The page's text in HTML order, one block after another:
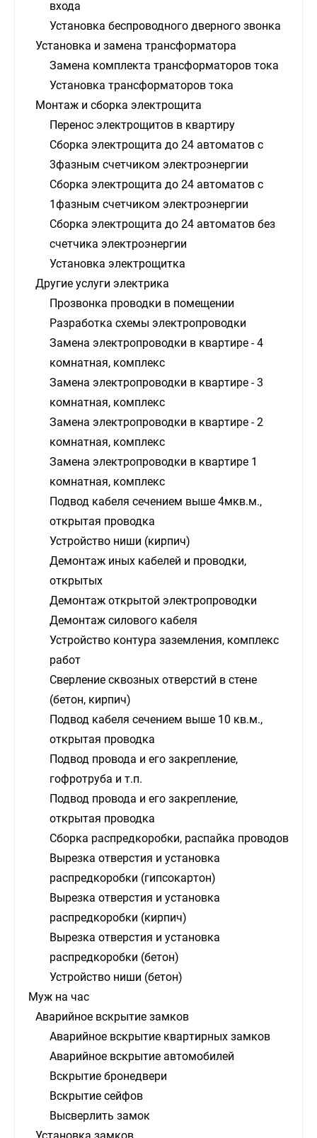
входа
Установка беспроводного дверного звонка
Установка и замена трансформатора
Замена комплекта трансформаторов тока
Установка трансформаторов тока
Монтаж и сборка электрощита
Перенос электрощитов в квартиру
Сборка электрощита до 24 автоматов с
3фазным счетчиком электроэнергии
Сборка электрощита до 24 автоматов с
1фазным счетчиком электроэнергии
Сборка электрощита до 24 автоматов без
счетчика электроэнергии
Установка электрощитка
Другие услуги электрика
Прозвонка проводки в помещении
Разработка схемы электропроводки
Замена электропроводки в квартире - 4
комнатная, комплекс
Замена электропроводки в квартире - 3
комнатная, комплекс
Замена электропроводки в квартире - 2
комнатная, комплекс
Замена электропроводки в квартире 1
комнатная, комплекс
Подвод кабеля сечением выше 4мкв.м.,
открытая проводка
Устройство ниши (кирпич)
Демонтаж иных кабелей и проводки,
открытых
Демонтаж открытой электропроводки
Демонтаж силового кабеля
Устройство контура заземления, комплекс
работ
Сверление сквозных отверстий в стене
(бетон, кирпич)
Подвод кабеля сечением выше 10 кв.м.,
открытая проводка
Подвод провода и его закрепление,
гофротруба и т.п.
Подвод провода и его закрепление,
открытая проводка
Сборка распредкоробки, распайка проводов
Вырезка отверстия и установка
распредкоробки (гипсокартон)
Вырезка отверстия и установка
распредкоробки (кирпич)
Вырезка отверстия и установка
распредкоробки (бетон)
Устройство ниши (бетон)
Муж на час
Аварийное вскрытие замков
Аварийное вскрытие квартирных замков
Аварийное вскрытие автомобилей
Вскрытие бронедвери
Вскрытие сейфов
Высверлить замок